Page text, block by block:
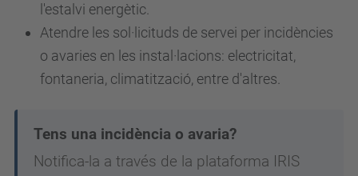
l'estalvi energètic.
Atendre les sol·licituds de servei per incidències
o avaries en les instal·lacions: electricitat,
fontaneria, climatització, entre d'altres.
Tens una incidència o avaria?
Notifica-la a través de la plataforma IRIS